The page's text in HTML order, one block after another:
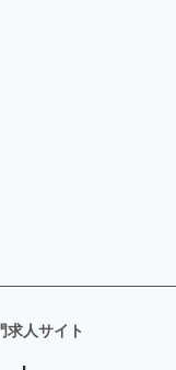
求人サイト